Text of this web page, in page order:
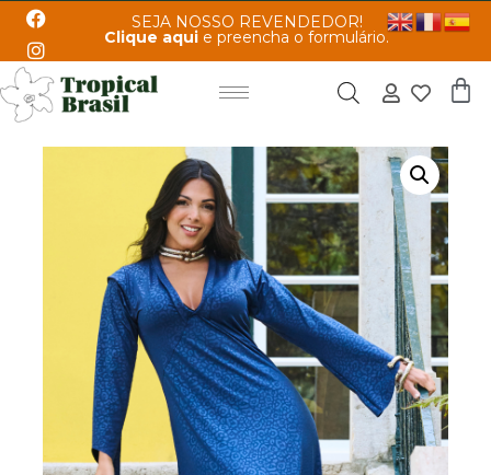
SEJA NOSSO REVENDEDOR!
Clique aqui e preencha o formulário.